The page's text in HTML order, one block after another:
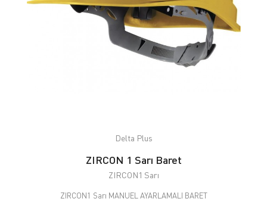
Delta Plus
ZIRCON 1 Sarı Baret
ZIRCON1 Sarı
ZIRCON1 Sarı MANUEL AYARLAMALI BARET